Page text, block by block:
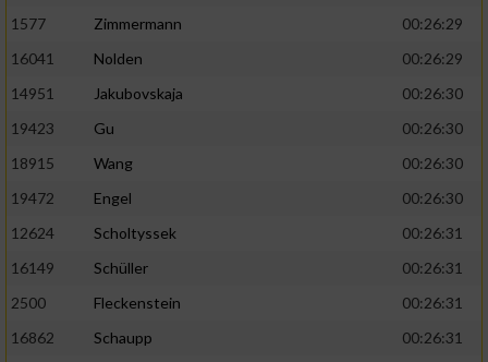
1577
Zimmermann
00:26:29
16041
Nolden
00:26:29
14951
Jakubovskaja
00:26:30
19423
Gu
00:26:30
18915
Wang
00:26:30
19472
Engel
00:26:30
12624
Scholtyssek
00:26:31
16149
Schüller
00:26:31
2500
Fleckenstein
00:26:31
16862
Schaupp
00:26:31